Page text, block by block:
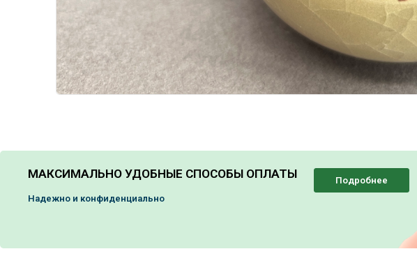
МАКСИМАЛЬНО УДОБНЫЕ СПОСОБЫ ОПЛАТЫ
Надежно и конфиденциально
Подробнее